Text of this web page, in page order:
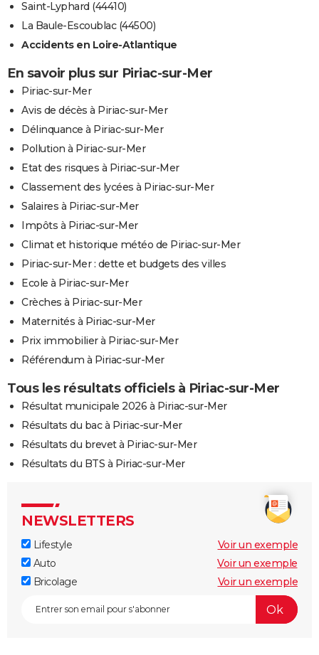
Saint-Lyphard (44410)
La Baule-Escoublac (44500)
Accidents en Loire-Atlantique
En savoir plus sur Piriac-sur-Mer
Piriac-sur-Mer
Avis de décès à Piriac-sur-Mer
Délinquance à Piriac-sur-Mer
Pollution à Piriac-sur-Mer
Etat des risques à Piriac-sur-Mer
Classement des lycées à Piriac-sur-Mer
Salaires à Piriac-sur-Mer
Impôts à Piriac-sur-Mer
Climat et historique météo de Piriac-sur-Mer
Piriac-sur-Mer : dette et budgets des villes
Ecole à Piriac-sur-Mer
Crèches à Piriac-sur-Mer
Maternités à Piriac-sur-Mer
Prix immobilier à Piriac-sur-Mer
Référendum à Piriac-sur-Mer
Tous les résultats officiels à Piriac-sur-Mer
Résultat municipale 2026 à Piriac-sur-Mer
Résultats du bac à Piriac-sur-Mer
Résultats du brevet à Piriac-sur-Mer
Résultats du BTS à Piriac-sur-Mer
NEWSLETTERS
Lifestyle
Voir un exemple
Auto
Voir un exemple
Bricolage
Voir un exemple